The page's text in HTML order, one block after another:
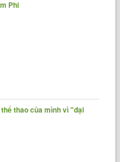
Phi
thao của mình vì "đại